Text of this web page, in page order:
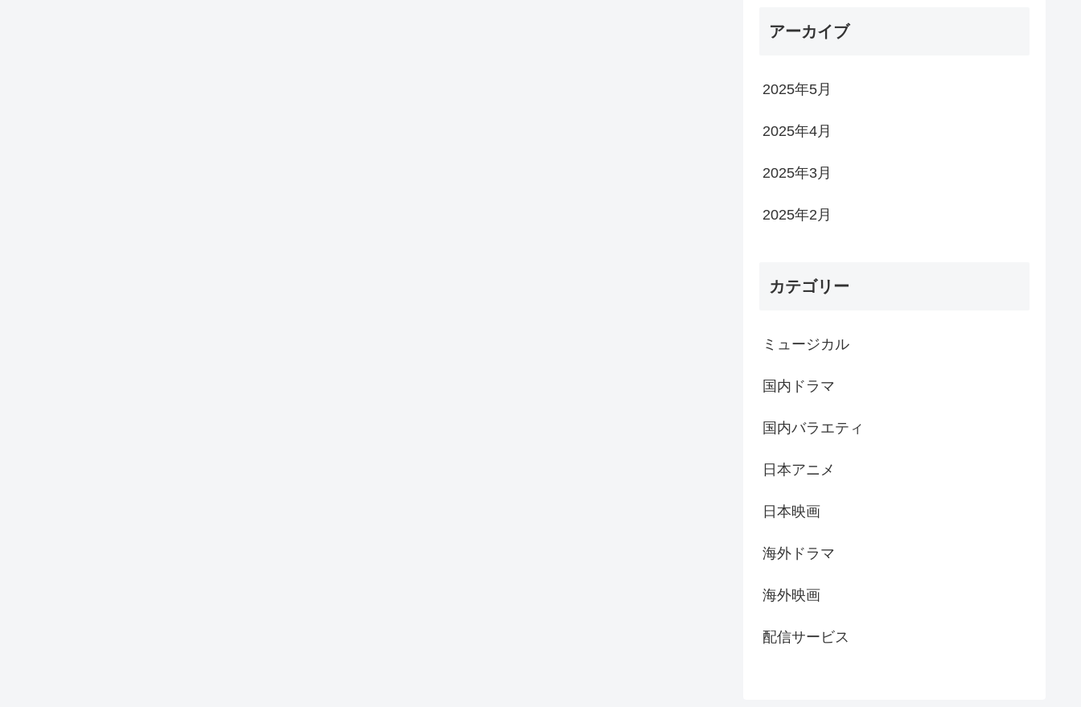
アーカイブ
2025年5月
2025年4月
2025年3月
2025年2月
カテゴリー
ミュージカル
国内ドラマ
国内バラエティ
日本アニメ
日本映画
海外ドラマ
海外映画
配信サービス